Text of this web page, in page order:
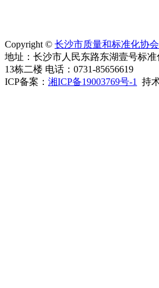
Copyright © 长沙市质量和标准化协会
地址：长沙市人民东路东湖壹号标
13栋二楼 电话：0731-85656619
ICP备案： 湘ICP备19003769号-1 持